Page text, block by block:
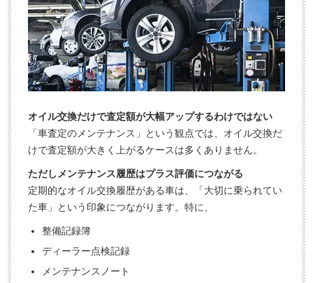
オイル交換だけで査定額が大幅アップするわけではない
「車査定のメンテナンス」という観点では、オイル交換だ
けで査定額が大きく上がるケースは多くありません。
ただしメンテナンス履歴はプラス評価につながる
定期的なオイル交換履歴がある車は、「大切に乗られてい
た車」という印象につながります。特に、
整備記録簿
ディーラー点検記録
メンテナンスノート